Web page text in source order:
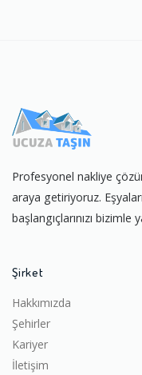
Profesyonel nakliye
araya getiriyoruz.
başlangıçlarınızı bizimle
Şirket
Hakkımızda
Şehirler
Kariyer
İletişim